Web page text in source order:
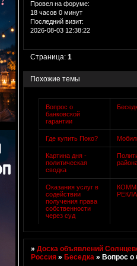
Провел на форуме:
18 часов 0 минут
Последний визит:
2026-08-03 12:38:22
Страница:1
Похожие темы
Вопрос о
банковской
гарантии
Где купить Поко?
Картина дня -
политическая
сводка
Оказания услуг в
содействии
получения права
собственности
через суд
»Доска объявлений
Россия » Беседка » Вопрос о